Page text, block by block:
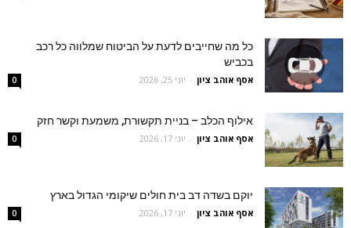
כל מה שחייבים לדעת על הביטוח שמלווה כל רכב
בכביש
אסף אוהב ציון - יוני 25, 2026 0
אילוף הכלב – בניית תקשורת, משמעת וקשר חזק
אסף אוהב ציון - יוני 17, 2026 0
יוקם בשדה דב בית חולים שיקומי הגדול בארץ
אסף אוהב ציון - יוני 17, 2026 0